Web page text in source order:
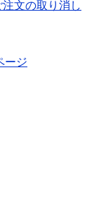
注文の取り消し
ージ